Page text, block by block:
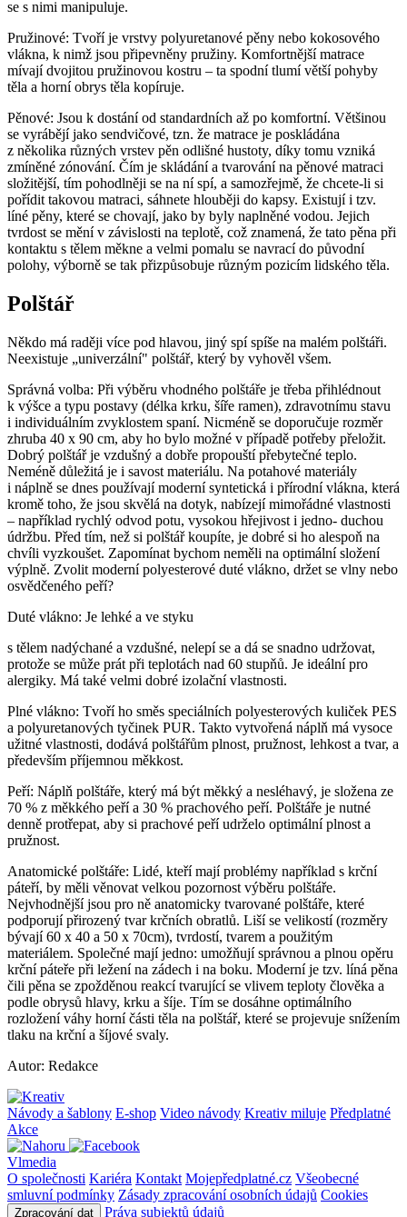
se s nimi manipuluje.
Pružinové: Tvoří je vrstvy polyuretanové pěny nebo kokosového
vlákna, k nimž jsou připevněny pružiny. Komfortnější matrace
mívají dvojitou pružinovou kostru – ta spodní tlumí větší pohyby
těla a horní obrys těla kopíruje.
Pěnové: Jsou k dostání od standardních až po komfortní. Většinou
se vyrábějí jako sendvičové, tzn. že matrace je poskládána
z několika různých vrstev pěn odlišné hustoty, díky tomu vzniká
zmíněné zónování. Čím je skládání a tvarování na pěnové matraci
složitější, tím pohodlněji se na ní spí, a samozřejmě, že chcete-li si
pořídit takovou matraci, sáhnete hlouběji do kapsy. Existují i tzv.
líné pěny, které se chovají, jako by byly naplněné vodou. Jejich
tvrdost se mění v závislosti na teplotě, což znamená, že tato pěna při
kontaktu s tělem měkne a velmi pomalu se navrací do původní
polohy, výborně se tak přizpůsobuje různým pozicím lidského těla.
Polštář
Někdo má raději více pod hlavou, jiný spí spíše na malém polštáři.
Neexistuje „univerzální" polštář, který by vyhověl všem.
Správná volba: Při výběru vhodného polštáře je třeba přihlédnout
k výšce a typu postavy (délka krku, šíře ramen), zdravotnímu stavu
i individuálním zvyklostem spaní. Nicméně se doporučuje rozměr
zhruba 40 x 90 cm, aby ho bylo možné v případě potřeby přeložit.
Dobrý polštář je vzdušný a dobře propouští přebytečné teplo.
Neméně důležitá je i savost materiálu. Na potahové materiály
i náplně se dnes používají moderní syntetická i přírodní vlákna, která
kromě toho, že jsou skvělá na dotyk, nabízejí mimořádné vlastnosti
– například rychlý odvod potu, vysokou hřejivost i jedno- duchou
údržbu. Před tím, než si polštář koupíte, je dobré si ho alespoň na
chvíli vyzkoušet. Zapomínat bychom neměli na optimální složení
výplně. Zvolit moderní polyesterové duté vlákno, držet se vlny nebo
osvědčeného peří?
Duté vlákno: Je lehké a ve styku
s tělem nadýchané a vzdušné, nelepí se a dá se snadno udržovat,
protože se může prát při teplotách nad 60 stupňů. Je ideální pro
alergiky. Má také velmi dobré izolační vlastnosti.
Plné vlákno: Tvoří ho směs speciálních polyesterových kuliček PES
a polyuretanových tyčinek PUR. Takto vytvořená náplň má vysoce
užitné vlastnosti, dodává polštářům plnost, pružnost, lehkost a tvar, a
především příjemnou měkkost.
Peří: Náplň polštáře, který má být měkký a nesléhavý, je složena ze
70 % z měkkého peří a 30 % prachového peří. Polštáře je nutné
denně protřepat, aby si prachové peří udrželo optimální plnost a
pružnost.
Anatomické polštáře: Lidé, kteří mají problémy například s krční
páteří, by měli věnovat velkou pozornost výběru polštáře.
Nejvhodnější jsou pro ně anatomicky tvarované polštáře, které
podporují přirozený tvar krčních obratlů. Liší se velikostí (rozměry
bývají 60 x 40 a 50 x 70cm), tvrdostí, tvarem a použitým
materiálem. Společné mají jedno: umožňují správnou a plnou opěru
krční páteře při ležení na zádech i na boku. Moderní je tzv. líná pěna
čili pěna se zpožděnou reakcí tvarující se vlivem teploty člověka a
podle obrysů hlavy, krku a šíje. Tím se dosáhne optimálního
rozložení váhy horní části těla na polštář, které se projevuje snížením
tlaku na krční a šíjové svaly.
Autor: Redakce
Návody a šablony E-shop Video návody Kreativ miluje Předplatné
Akce
Vlmedia
O společnosti Kariéra Kontakt Mojepředplatné.cz Všeobecné
smluvní podmínky Zásady zpracování osobních údajů Cookies
Zpracování dat Práva subjektů údajů